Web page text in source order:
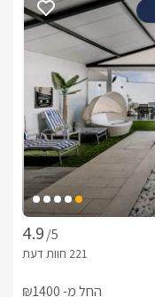
/5
החל מ- ₪1400